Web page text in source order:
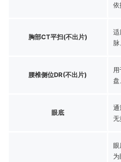
依
胸部CT平扫(不出片)
适
脉
腰椎侧位DR(不出片)
盘
眼底
通
无
眼